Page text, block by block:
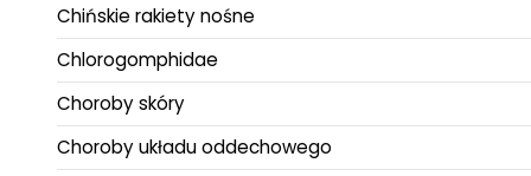
Chińskie rakiety nośne
Chlorogomphidae
Choroby skóry
Choroby układu oddechowego